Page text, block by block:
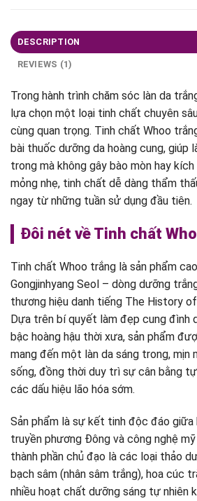
DESCRIPTION
REVIEWS (1)
Trong hành trình chăm sóc làn da
lựa chọn một loại tinh chất chuyên
cùng quan trọng. Tinh chất Whoo
bài thuốc dưỡng da hoàng cung, giúp
trong mà không gây bào mòn hay
mỏng nhẹ, tinh chất dễ dàng thẩm
ngay từ những tuần sử dụng đầu tiên.
Đôi nét về Tinh chất
Tinh chất Whoo trắng là sản phẩm
Gongjinhyang Seol – dòng dưỡng
thương hiệu danh tiếng The History of
Dựa trên bí quyết làm đẹp cung đình
bậc hoàng hậu thời xưa, sản phẩm
mang đến một làn da sáng trong, mịn
sống, đồng thời duy trì sự cân bằng
các dấu hiệu lão hóa sớm.
Sản phẩm là sự kết tinh độc đáo
truyền phương Đông và công nghệ
thành phần chủ đạo là các loại thảo
bạch sâm (nhân sâm trắng), hoa cúc
nhiều hoạt chất dưỡng sáng tự nhiên